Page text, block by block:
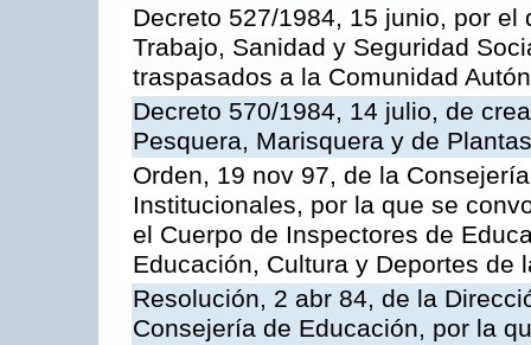
Decreto 527/1984, 15 junio, por
Trabajo, Sanidad y Seguridad
traspasados a la Comunidad
Decreto 570/1984, 14 julio, de
Pesquera, Marisquera y de
Orden, 19 nov 97, de la
Institucionales, por la que se
el Cuerpo de Inspectores de
Educación, Cultura y Deportes de
Resolución, 2 abr 84, de la
Consejería de Educación, por la